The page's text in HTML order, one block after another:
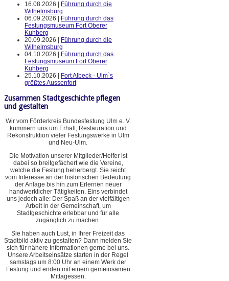
16.08.2026 |
Führung durch die
Wilhelmsburg
06.09.2026 |
Führung durch das
Festungsmuseum Fort Oberer
Kuhberg
20.09.2026 |
Führung durch die
Wilhelmsburg
04.10.2026 |
Führung durch das
Festungsmuseum Fort Oberer
Kuhberg
25.10.2026 |
Fort Albeck - Ulm`s
größtes Aussenfort
Zusammen Stadtgeschichte pflegen
und gestalten
Wir vom Förderkreis Bundesfestung Ulm e. V.
kümmern uns um Erhalt, Restauration und
Rekonstruktion vieler Festungswerke in Ulm
und Neu-Ulm.
Die Motivation unserer Mitglieder/Helfer ist
dabei so breitgefächert wie die Vereine,
welche die Festung beherbergt. Sie reicht
vom Interesse an der historischen Bedeutung
der Anlage bis hin zum Erlernen neuer
handwerklicher Tätigkeiten. Eins verbindet
uns jedoch alle: Der Spaß an der vielfältigen
Arbeit in der Gemeinschaft, um
Stadtgeschichte erlebbar und für alle
zugänglich zu machen.
Sie haben auch Lust, in Ihrer Freizeit das
Stadtbild aktiv zu gestalten? Dann melden Sie
sich für nähere Informationen gerne bei uns.
Unsere Arbeitseinsätze starten in der Regel
samstags um 8:00 Uhr an einem Werk der
Festung und enden mit einem gemeinsamen
Mittagessen.